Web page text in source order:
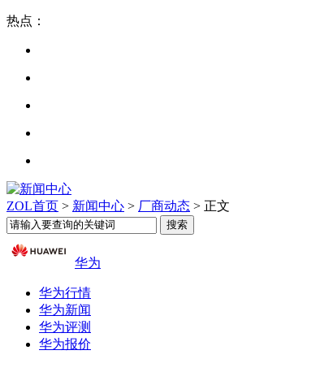
热点：
ZOL首页 > 新闻中心 > 厂商动态 > 正文
华为
华为行情
华为新闻
华为评测
华为报价